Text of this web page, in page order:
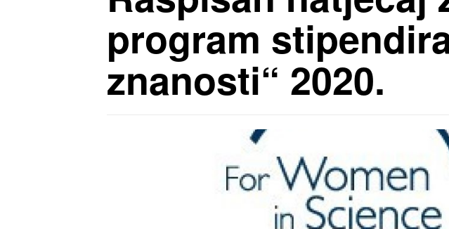
program
znanosti“ 2020.